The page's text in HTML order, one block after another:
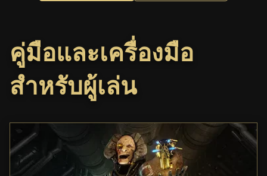
คู่มือและเครื่องมือ
สำหรับผู้เล่น